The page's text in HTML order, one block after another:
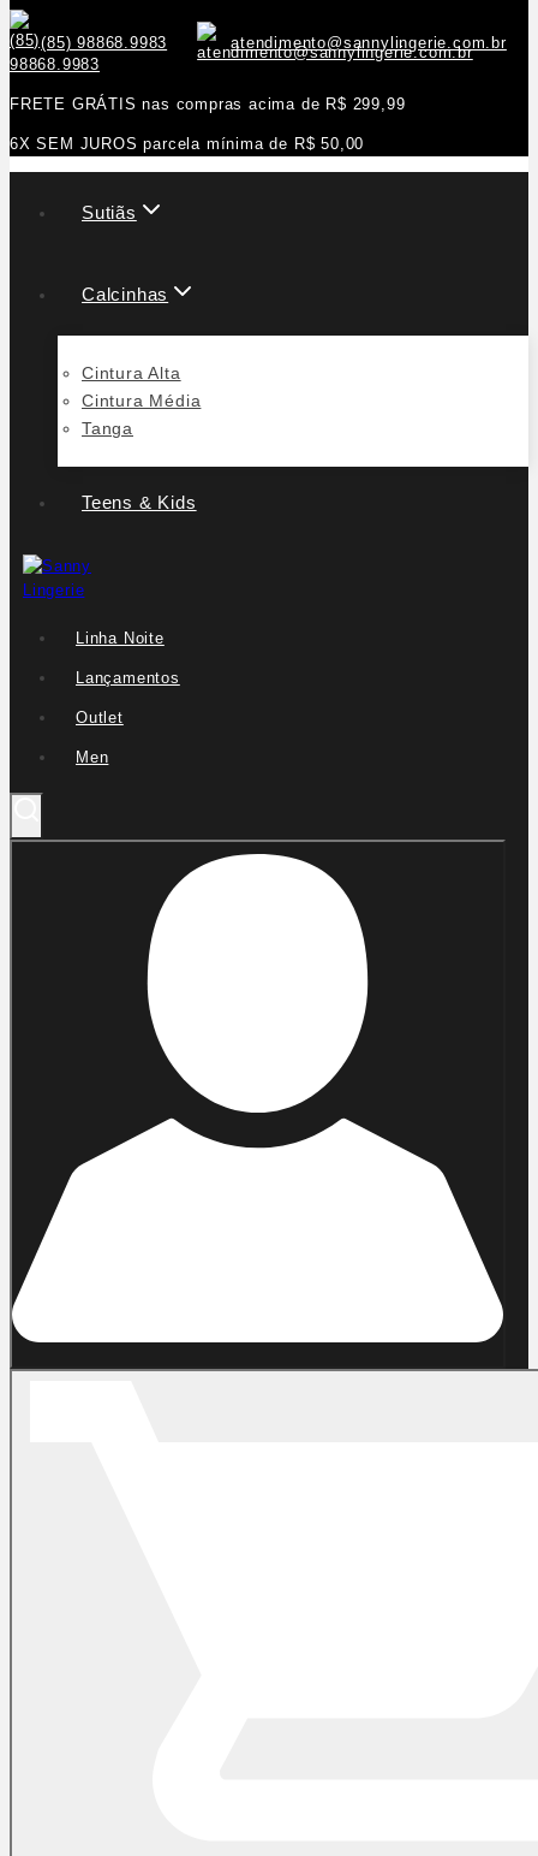
(85) 98868.9983 atendimento@sannylingerie.com.br
FRETE GRÁTIS nas compras acima de R$ 299,99
6X SEM JUROS parcela mínima de R$ 50,00
Sutiãs
Calcinhas
Cintura Alta
Cintura Média
Tanga
Teens & Kids
Linha Noite
Lançamentos
Outlet
Men